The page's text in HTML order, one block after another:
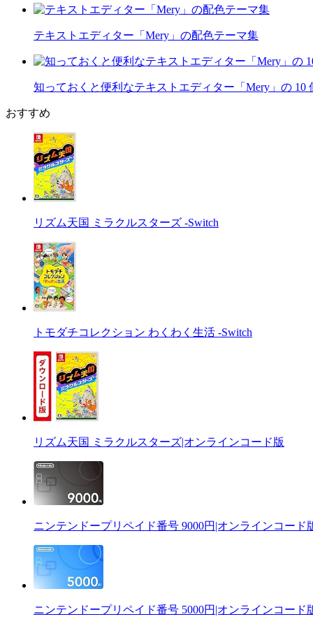
テキストエディター「Mery」の配色テーマ集
知っておくと便利なテキストエディター「Mery」の 10
おすすめ
リズム天国 ミラクルスターズ -Switch
トモダチコレクション わくわく生活 -Switch
リズム天国 ミラクルスターズ|オンラインコード版
ニンテンドープリペイド番号 9000円|オンラインコード
ニンテンドープリペイド番号 5000円|オンラインコード